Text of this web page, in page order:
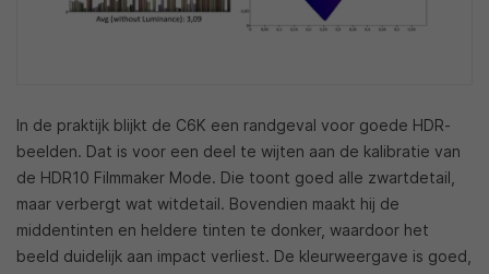
In de praktijk blijkt de C6K een randgeval voor goede HDR-
beelden. Dat is voor een deel te wijten aan de kalibratie van
de HDR10 Filmmaker Mode. Die toont goed alle zwartdetail,
maar verbergt wat witdetail. Bovendien maakt hij de
middentinten en heldere tinten te donker, waardoor het
beeld duidelijk aan impact verliest. De kleurweergave is goed,